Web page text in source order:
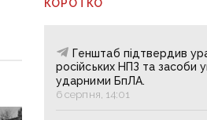
КОРОТКО
Генштаб підтвердив
російських НПЗ та засоби
ударними БпЛА.
6 серпня, 14:01